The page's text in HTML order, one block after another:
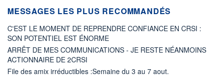
MESSAGES LES PLUS RECOMMANDÉS
C'EST LE MOMENT DE REPRENDRE CONFIANCE EN CRSI :
SON POTENTIEL EST ÉNORME
ARRÊT DE MES COMMUNICATIONS - JE RESTE NÉANMOINS
ACTIONNAIRE DE 2CRSI
File des amix irréductibles :Semaine du 3 au 7 aout.